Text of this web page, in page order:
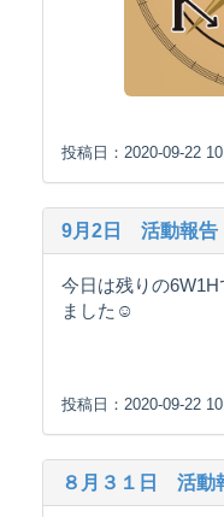
投稿日：2020-09-22
9月2日 活動報告
今日は残りの6W1H
ました☺️
投稿日：2020-09-22
８月３１日 活動